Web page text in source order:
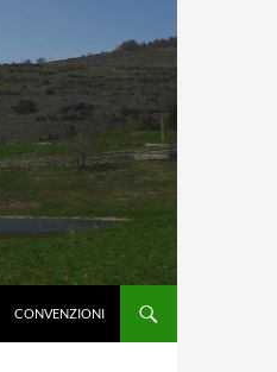
CONVENZIONI